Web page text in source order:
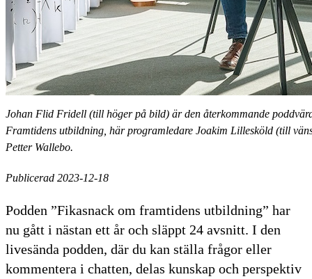
Johan Flid Fridell (till höger på bild) är den återkommande
Framtidens utbildning, här programledare Joakim Lillesköld (till
Petter Wallebo.
Publicerad 2023-12-18
Podden ”Fikasnack om framtidens utbildning” har
nu gått i nästan ett år och släppt 24 avsnitt. I den
livesända podden, där du kan ställa frågor eller
kommentera i chatten, delas kunskap och perspektiv